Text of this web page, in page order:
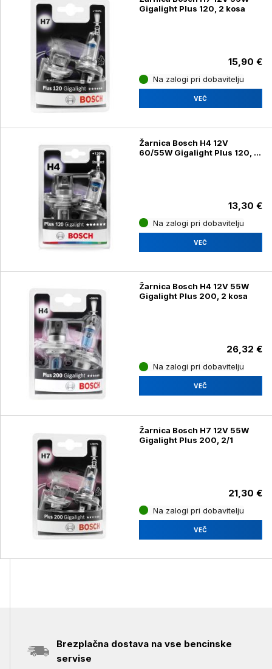
Gigalight Plus 120, 2 kosa
15,90 €
Na zalogi pri dobavitelju
VEČ
Žarnica Bosch H4 12V
60/55W Gigalight Plus 120, 2
13,30 €
Na zalogi pri dobavitelju
VEČ
Žarnica Bosch H4 12V 55W
Gigalight Plus 200, 2 kosa
26,32 €
Na zalogi pri dobavitelju
VEČ
Žarnica Bosch H7 12V 55W
Gigalight Plus 200, 2/1
21,30 €
Na zalogi pri dobavitelju
VEČ
Brezplačna dostava na vse bencinske
servise